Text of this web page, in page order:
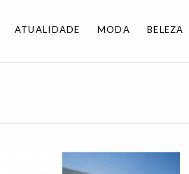
ATUALIDADE MODA BELEZA